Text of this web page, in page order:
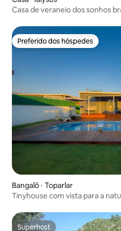
Casa de veraneio dos sonhos
Preferido dos hóspedes
Preferido dos hóspedes
Bangalô ⋅ Toparlar
Tinyhouse com vista para a
Superhost